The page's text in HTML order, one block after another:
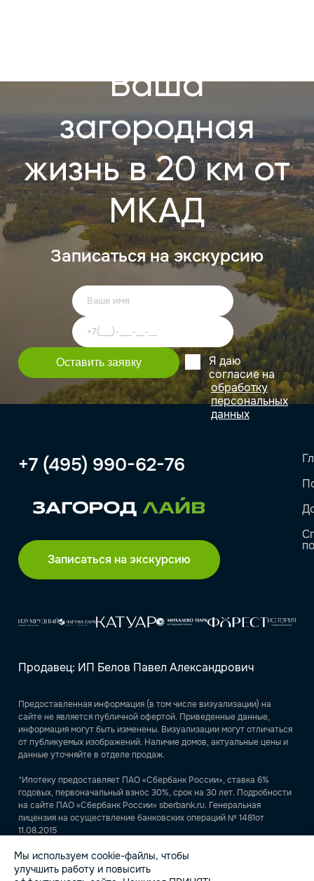
Ваша
загородная
жизнь в 20 км от
МКАД
Записаться на экскурсию
Я даю
согласие на
обработку
персональных
данных
+7 (495) 990-62-76
Записаться на экскурсию
Продавец: ИП Белов Павел Александрович
Предоставленная информация (в том числе визуализации) на
сайте не является публичной офертой. Приведенные данные,
информация могут быть изменены. Визуализации могут отличаться
от публикуемых изображений. Наличие домов, актуальные цены и
данные уточняйте в отделе продаж.
*Ипотеку предоставляет ПАО «Сбербанк России», ставка 6%
годовых, первоначальный взнос 30%, срок на 30 лет. Подробности
на сайте ПАО «Сбербанк России» sberbank.ru. Генеральная
лицензия на осуществление банковских операций № 1481от
11.08.2015
ИНН 540438036680, ОГРНИП 23547600103921
Продавец ИП Белов Павел Александрович использует
Мы используем cookie-файлы, чтобы
улучшить работу и повысить